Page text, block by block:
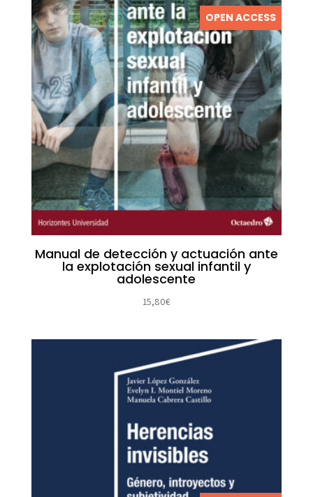
OPEN ACCESS
Manual de detección y actuación ante
la explotación sexual infantil y
adolescente
15,80€